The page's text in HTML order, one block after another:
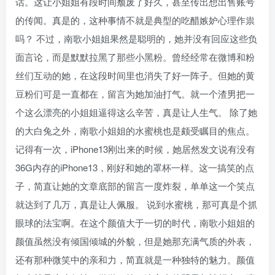
的传闻。真是的，这种事情不就是典型的吃醋嫉妒心理作祟
吗？ 不过，南歌小姐姐果然是聪明的，她并没有回应这些负
面言论，而是默默拉黑了那些小黑粉。曾经经常在微博和粉
丝们互动的她，在这段时间里也消失了好一阵子。但她的黄
豆粉们可是一直都在，留言为她加油打气。就一个渣男把一
个这么漂亮的小姐姐逼得这么辛苦，真是让人生气。 除了她
的大白兔之外，南歌小姐姐的水蜜桃也是颇受瞩目的焦点。
记得有一次，iPhone13刚出来的时候，她居然发文说有没有
36G内存的iPhone13，刚好和她的罩杯一样。这一搞笑的点
子，简直让她的文章底部的留言一度炸裂，单单这一个笑点
就达到了几万，真是让人佩服。 说到水蜜桃，那可真是个抓
眼球的法宝啊。在这个颜值大于一切的时代，南歌小姐姐的
颜值虽然没有倾国倾城的外貌，但是她那充满气质的外表，
还有那种微笑中的亲和力，简直就是一种独特的魅力。颜值